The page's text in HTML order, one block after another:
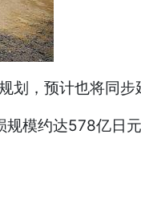
，预计也将同步
模约达578亿日